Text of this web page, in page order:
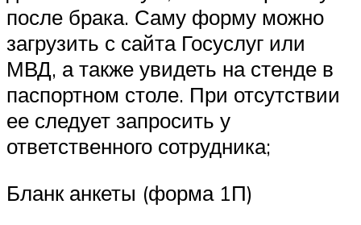
после брака. Саму форму можно
загрузить с сайта Госуслуг или
МВД, а также увидеть на стенде в
паспортном столе. При отсутствии
ее следует запросить у
ответственного сотрудника;
Бланк анкеты (форма 1П)